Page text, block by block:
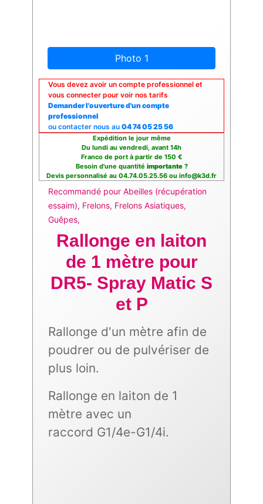
Photo 1
Vous devez avoir un compte professionnel et
vous connecter pour voir nos tarifs
Demander l'ouverture d'un compte
professionnel
ou contacter nous au 04 74 05 25 56
Expédition le jour même
Du lundi au vendredi, avant 14h
Franco de port à partir de 150 €
Besoin d'une quantité importante?
Devis personnalisé au 04.74.05.25.56 ou info@k3d.fr
Recommandé pour Abeilles (récupération
essaim), Frelons, Frelons Asiatiques,
Guêpes,
Rallonge en laiton
de 1 mètre pour
DR5- Spray Matic S
et P
Rallonge d'un mètre afin de
poudrer ou de pulvériser de
plus loin.
Rallonge en laiton de 1
mètre avec un
raccord G1/4e-G1/4i.